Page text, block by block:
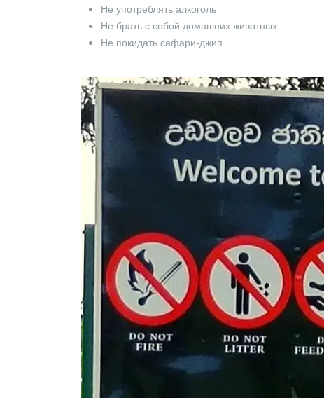
Не употреблять алкоголь
Не брать с собой домашних животных
Не покидать сафари-джип